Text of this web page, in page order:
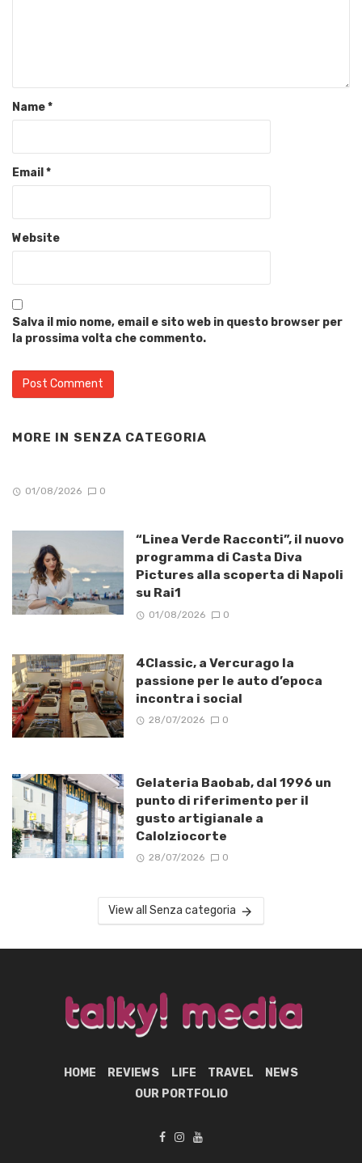
Name*
Email*
Website
Salva il mio nome, email e sito web in questo browser per
la prossima volta che commento.
MORE IN SENZA CATEGORIA
01/08/2026 0
“Linea Verde Racconti”, il nuovo
programma di Casta Diva
Pictures alla scoperta di Napoli
su Rai1
01/08/2026 0
4Classic, a Vercurago la
passione per le auto d’epoca
incontra i social
28/07/2026 0
Gelateria Baobab, dal 1996 un
punto di riferimento per il
gusto artigianale a
Calolziocorte
28/07/2026 0
View all Senza categoria
HOME REVIEWS LIFE TRAVEL
NEWS
OUR PORTFOLIO